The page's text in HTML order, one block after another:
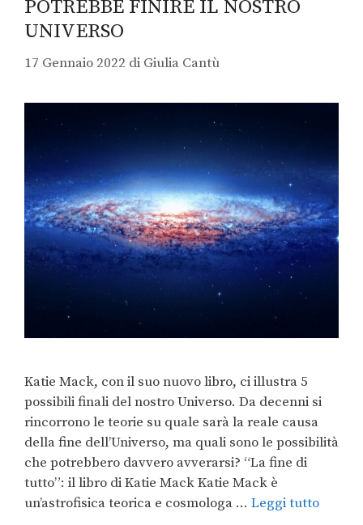
POTREBBE FINIRE IL NOSTRO
UNIVERSO
17 Gennaio 2022 di Giulia Cantù
Katie Mack, con il suo nuovo libro, ci illustra 5
possibili finali del nostro Universo. Da decenni si
rincorrono le teorie su quale sarà la reale causa
della fine dell’Universo, ma quali sono le possibilità
che potrebbero davvero avverarsi? “La fine di
tutto”: il libro di Katie Mack Katie Mack è
un’astrofisica teorica e cosmologa … Leggi tutto